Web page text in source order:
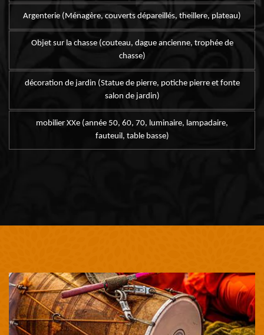
Argenterie (Ménagère, couverts dépareillés, theillere, plateau)
Objet sur la chasse (couteau, dague ancienne, trophée de
chasse)
décoration de jardin (Statue de pierre, potiche pierre et fonte
salon de jardin)
mobilier XXe (année 50, 60, 70, luminaire, lampadaire,
fauteuil, table basse)